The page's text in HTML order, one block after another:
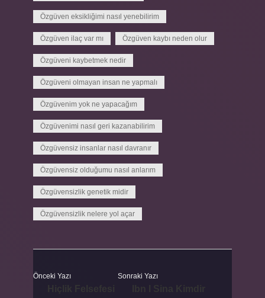
Özgüven eksikliğimi nasıl yenebilirim
Özgüven ilaç var mı Özgüven kaybı neden olur
Özgüveni kaybetmek nedir
Özgüveni olmayan insan ne yapmalı
Özgüvenim yok ne yapacağım
Özgüvenimi nasıl geri kazanabilirim
Özgüvensiz insanlar nasıl davranır
Özgüvensiz olduğumu nasıl anlarım
Özgüvensizlik genetik midir
Özgüvensizlik nelere yol açar
Önceki Yazı Sonraki Yazı